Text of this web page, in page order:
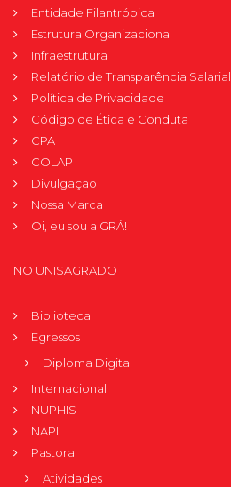
Entidade Filantrópica
Estrutura Organizacional
Infraestrutura
Relatório de Transparência Salarial
Política de Privacidade
Código de Ética e Conduta
CPA
COLAP
Divulgação
Nossa Marca
Oi, eu sou a GRÁ!
NO UNISAGRADO
Biblioteca
Egressos
Diploma Digital
Internacional
NUPHIS
NAPI
Pastoral
Atividades